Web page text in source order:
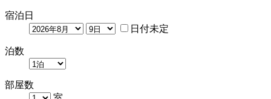
宿泊日
日付未定
泊数
部屋数